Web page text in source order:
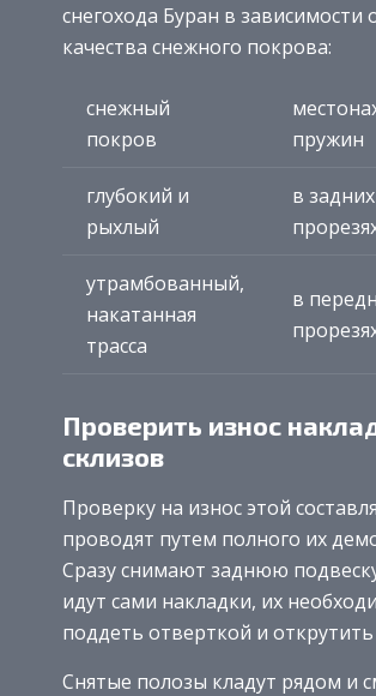
снегохода Буран в зависимости
качества снежного покрова:
снежный
покров
пружин
глубокий и
рыхлый
в задних
утрамбованный,
накатанная
трасса
в
Проверить износ
склизов
Проверку на износ этой
проводят путем полного их
Сразу снимают заднюю
идут сами накладки, их
поддеть отверткой и
Снятые полозы кладут рядом и